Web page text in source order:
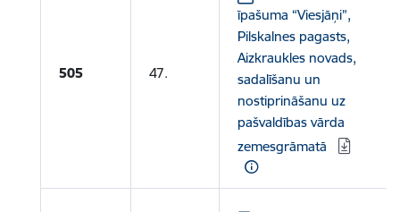
505 47.
īpašuma “Viesjāņi”,
Pilskalnes pagasts,
Aizkraukles novads,
sadalīšanu un
nostiprināšanu uz
pašvaldības vārda
zemesgrāmatā